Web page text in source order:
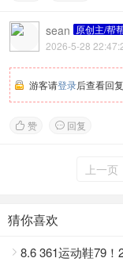
sean 原创主/帮
2026-5-28
游客请登录后查看回
 赞  回复
上一页
猜你喜欢
 8.6 361运动鞋79